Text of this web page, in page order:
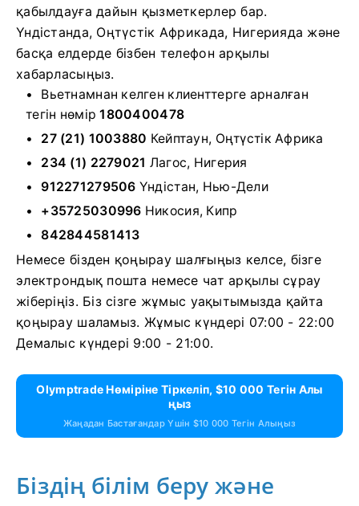
қабылдауға дайын қызметкерлер бар.
Үндістанда, Оңтүстік Африкада, Нигерияда және
басқа елдерде бізбен телефон арқылы
хабарласыңыз.
Вьетнамнан келген клиенттерге арналған
тегін нөмір1800400478
27 (21) 1003880 Кейптаун, Оңтүстік Африка
234 (1) 2279021 Лагос, Нигерия
912271279506 Үндістан, Нью-Дели
+35725030996 Никосия, Кипр
842844581413
Немесе бізден қоңырау шалғыңыз келсе, бізге
электрондық пошта немесе чат арқылы сұрау
жіберіңіз. Біз сізге жұмыс уақытымызда қайта
қоңырау шаламыз. Жұмыс күндері 07:00 - 22:00
Демалыс күндері 9:00 - 21:00.
Olymptrade Нөміріне Тіркеліп, $10 000 Тегін Алы
Ңыз
Жаңадан Бастағандар Үшін $10 000 Тегін Алыңыз
Біздің білім беру және